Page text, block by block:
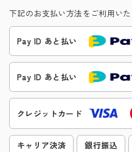
下記のお支払い方法をご利用いた
Pay ID あと払い
Pay ID あと払い
クレジットカード
キャリア決済 銀行振込